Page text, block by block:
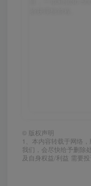
© 版权声明
1、本内容转载于网络
我们，会尽快给予删除
及自身权益/利益 需要